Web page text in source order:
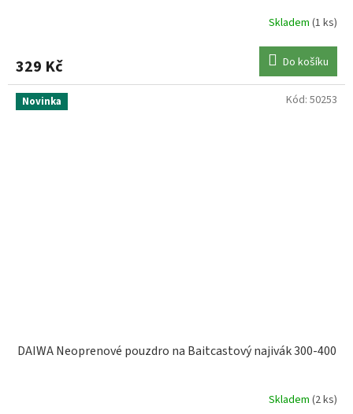
Skladem (1 ks)
329 Kč Do košíku
Novinka
DAIWA Neoprenové pouzdro na Baitcastový najivák 300-400
Skladem (2 ks)
Kód: 50253